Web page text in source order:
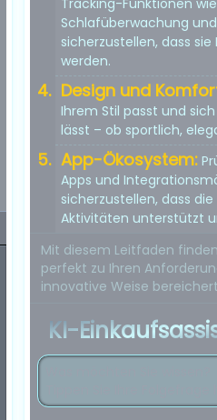
Tracking-Funktionen
Schlafüberwachung
sicherzustellen, dass
werden.
Design und
Ihrem Stil passt und
lässt – ob sportlich,
App-Ökosystem:
Apps und
sicherzustellen, dass
Aktivitäten unterstützt
Mit diesem Leitfaden
perfekt zu Ihren
innovative Weise
KI-